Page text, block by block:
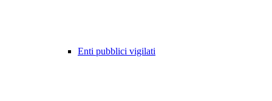
Enti pubblici vigilati